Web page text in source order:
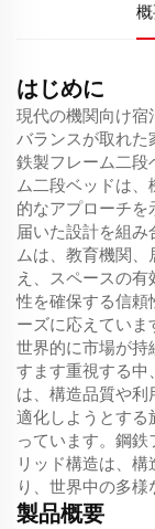
はじめに
現代の機関向け宿
バランスが取れた
鉄製フレーム二段
ム二段ベッドは
的なアプローチを
届いた設計を組
ムは、教育機関
え、スペースの
性を確保する信頼
ーズに応えていま
世界的に市場が持
すます重視する中
は、構造品質や
適化しようとする
っています。鋼
リッド構造は、
り、世界中の多様
製品概要